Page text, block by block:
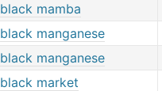
black mamba
black manganese
black manganese
black market